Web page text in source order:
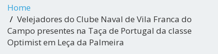
Home
Velejadores do Clube Naval de Vila Franca do
Campo presentes na Taça de Portugal da classe
Optimist em Leça da Palmeira